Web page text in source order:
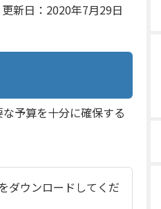
更新日：2020年7月29日
予算を十分に確保する
ダウンロードしてくだ